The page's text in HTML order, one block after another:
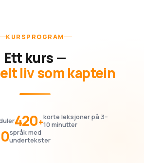
KURSPROGRAM
Ett kurs —
liv som kaptein
420+korte leksjoner på 3–
10 minutter
språk med
undertekster